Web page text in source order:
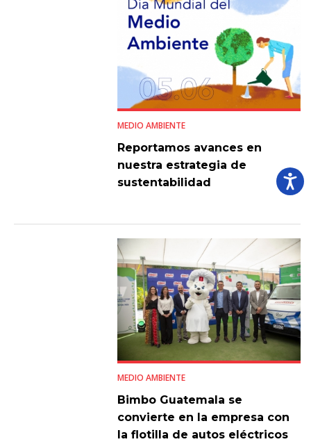
MEDIO AMBIENTE
Reportamos avances en
nuestra estrategia de
sustentabilidad
MEDIO AMBIENTE
Bimbo Guatemala se
convierte en la empresa con
la flotilla de autos eléctricos